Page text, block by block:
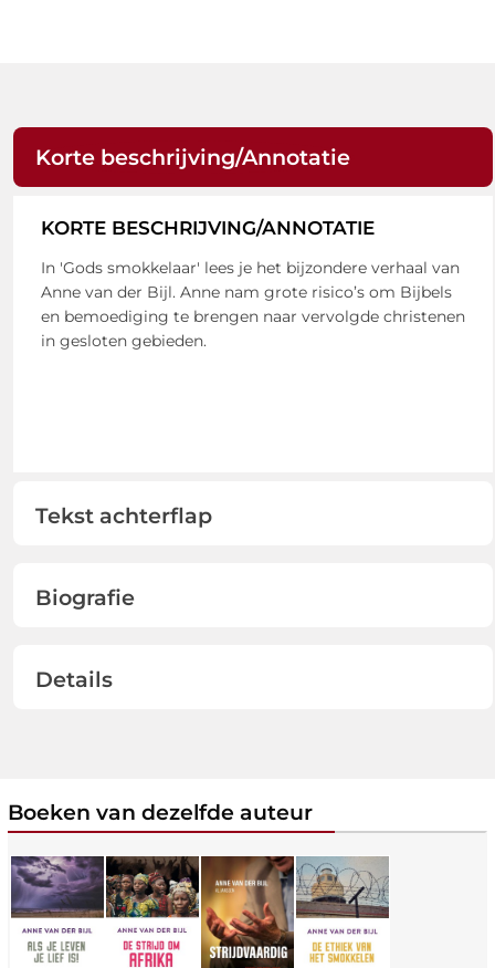
Korte beschrijving/Annotatie
KORTE BESCHRIJVING/ANNOTATIE
In 'Gods smokkelaar' lees je het bijzondere verhaal van
Anne van der Bijl. Anne nam grote risico’s om Bijbels
en bemoediging te brengen naar vervolgde christenen
in gesloten gebieden.
Tekst achterflap
Biografie
Details
Boeken van dezelfde auteur